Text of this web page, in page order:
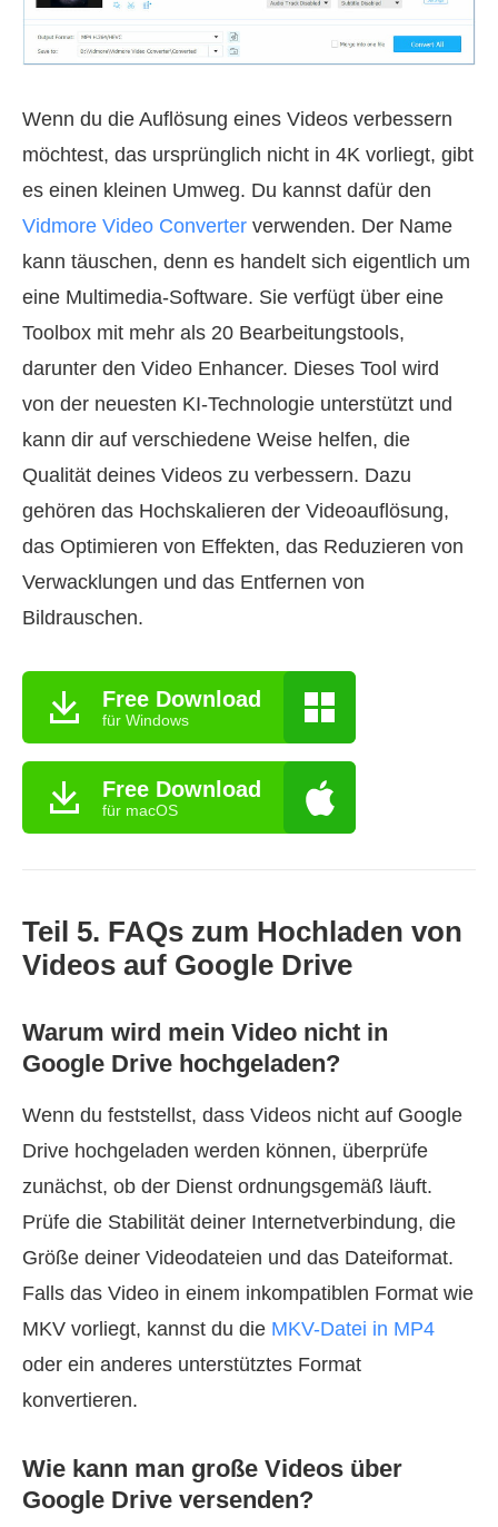
Wenn du die Auflösung eines Videos verbessern
möchtest, das ursprünglich nicht in 4K vorliegt, gibt
es einen kleinen Umweg. Du kannst dafür den
Vidmore Video Converter verwenden. Der Name
kann täuschen, denn es handelt sich eigentlich um
eine Multimedia-Software. Sie verfügt über eine
Toolbox mit mehr als 20 Bearbeitungstools,
darunter den Video Enhancer. Dieses Tool wird
von der neuesten KI-Technologie unterstützt und
kann dir auf verschiedene Weise helfen, die
Qualität deines Videos zu verbessern. Dazu
gehören das Hochskalieren der Videoauflösung,
das Optimieren von Effekten, das Reduzieren von
Verwacklungen und das Entfernen von
Bildrauschen.
Free Download
für Windows
Free Download
für macOS
Teil 5. FAQs zum Hochladen von
Videos auf Google Drive
Warum wird mein Video nicht in
Google Drive hochgeladen?
Wenn du feststellst, dass Videos nicht auf Google
Drive hochgeladen werden können, überprüfe
zunächst, ob der Dienst ordnungsgemäß läuft.
Prüfe die Stabilität deiner Internetverbindung, die
Größe deiner Videodateien und das Dateiformat.
Falls das Video in einem inkompatiblen Format wie
MKV vorliegt, kannst du die MKV-Datei in MP4
oder ein anderes unterstütztes Format
konvertieren.
Wie kann man große Videos über
Google Drive versenden?